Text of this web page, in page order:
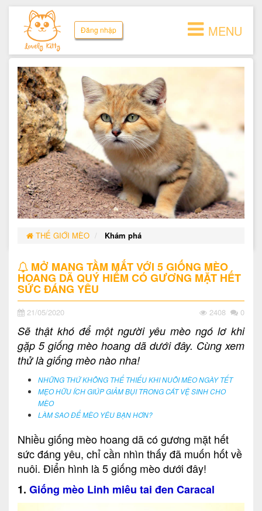
Đăng nhập
THẾ GIỚI MÈO Khám phá
MỞ MANG TẦM MẮT VỚI 5 GIỐNG MÈO
HOANG DÃ QUÝ HIẾM CÓ GƯƠNG MẶT HẾT
SỨC ĐÁNG YÊU
21/05/2020 2408 0
Sẽ thật khó để một người yêu mèo ngó lơ khi
gặp 5 giống mèo hoang dã dưới đây. Cùng xem
thử là giống mèo nào nha!
NHỮNG THỨ KHÔNG THỂ THIẾU KHI NUÔI MÈO NGÀY TẾT
MẸO HỮU ÍCH GIÚP GIẢM BỤI TRONG CÁT VỆ SINH CHO
MÈO
LÀM SAO ĐỂ MÈO YÊU BẠN HƠN?
Nhiều giống mèo hoang dã có gương mặt hết
sức đáng yêu, chỉ cần nhìn thấy đã muốn hốt về
nuôi. Điển hình là 5 giống mèo dưới đây!
1. Giống mèo Linh miêu tai đen Caracal
MENU